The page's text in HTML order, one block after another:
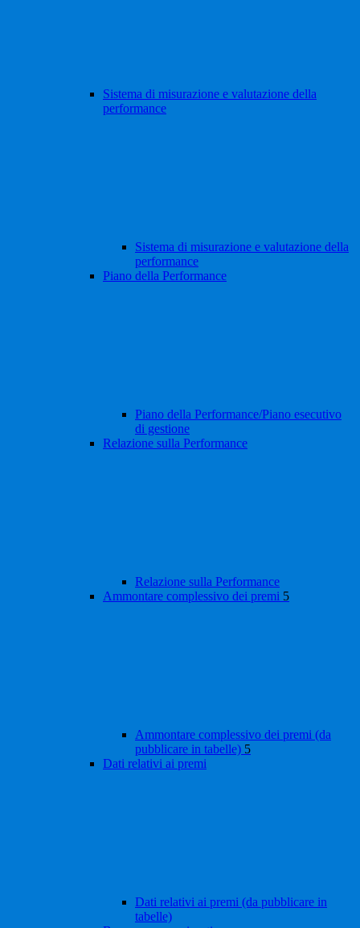
Sistema di misurazione e valutazione della
performance
Sistema di misurazione e valutazione della
performance
Piano della Performance
Piano della Performance/Piano esecutivo
di gestione
Relazione sulla Performance
Relazione sulla Performance
Ammontare complessivo dei premi 5
Ammontare complessivo dei premi (da
pubblicare in tabelle) 5
Dati relativi ai premi
Dati relativi ai premi (da pubblicare in
tabelle)